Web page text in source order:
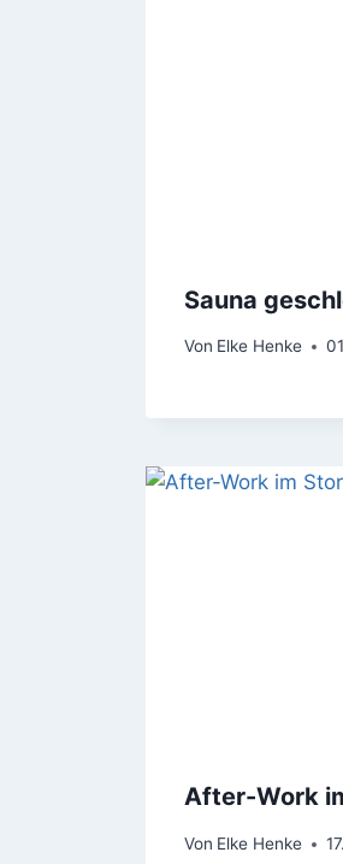
Sauna
Von Elke Henke
After-Work
Von Elke Henke